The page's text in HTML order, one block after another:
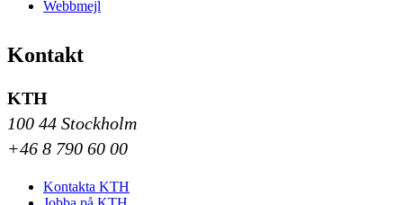
Webbmejl
Kontakt
KTH
100 44 Stockholm
+46 8 790 60 00
Kontakta KTH